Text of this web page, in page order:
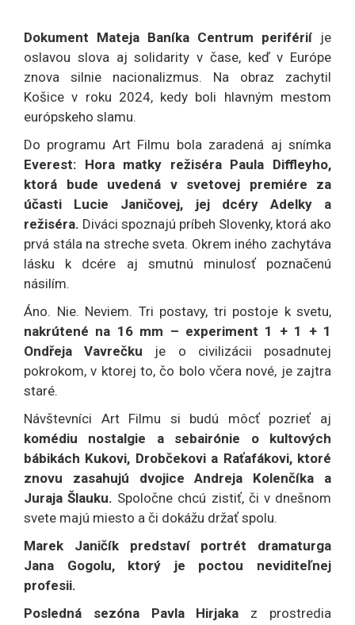
Dokument Mateja Baníka Centrum periférií je
oslavou slova aj solidarity v čase, keď v Európe
znova silnie nacionalizmus. Na obraz zachytil
Košice v roku 2024, kedy boli hlavným mestom
európskeho slamu.
Do programu Art Filmu bola zaradená aj snímka
Everest: Hora matky režiséra Paula Diffleyho,
ktorá bude uvedená v svetovej premiére za
účasti Lucie Janičovej, jej dcéry Adelky a
režiséra. Diváci spoznajú príbeh Slovenky, ktorá ako
prvá stála na streche sveta. Okrem iného zachytáva
lásku k dcére aj smutnú minulosť poznačenú
násilím.
Áno. Nie. Neviem. Tri postavy, tri postoje k svetu,
nakrútené na 16 mm – experiment 1 + 1 + 1
Ondřeja Vavrečku je o civilizácii posadnutej
pokrokom, v ktorej to, čo bolo včera nové, je zajtra
staré.
Návštevníci Art Filmu si budú môcť pozrieť aj
komédiu nostalgie a sebairónie o kultových
bábikách Kukovi, Drobčekovi a Raťafákovi, ktoré
znovu zasahujú dvojice Andreja Kolenčíka a
Juraja Šlauku. Spoločne chcú zistiť, či v dnešnom
svete majú miesto a či dokážu držať spolu.
Marek Janičík predstaví portrét dramaturga
Jana Gogolu, ktorý je poctou neviditeľnej
profesii.
Posledná sezóna Pavla Hirjaka z prostredia